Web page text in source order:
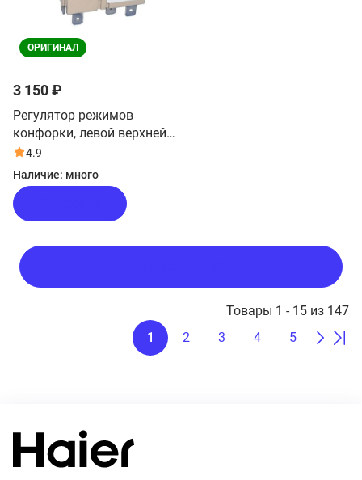
ОРИГИНАЛ
3 150 ₽
Регулятор режимов
конфорки, левой верхней
для плиты Haier HCX-
5CDPW2
4.9
Наличие: много
Товары 1 - 15 из 147
1
2 3 4 5